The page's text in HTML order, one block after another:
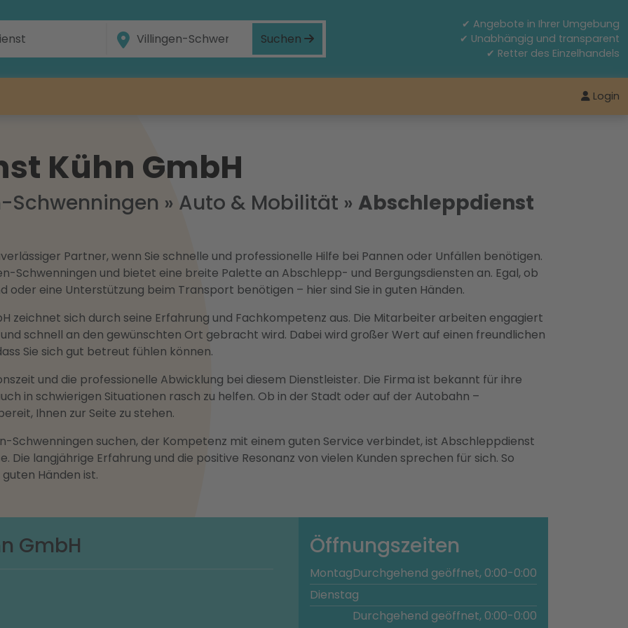
Suchen
✔ Angebote in Ihrer Umgebung
✔ Unabhängig und transparent
✔ Retter des Einzelhandels
Login
Kühn GmbH
Schwenningen » Auto & Mobilität » Abschleppdienst
Partner, wenn Sie schnelle und professionelle Hilfe bei Pannen oder Unfällen benötigen.
Schwenningen und bietet eine breite Palette an Abschlepp- und Bergungsdiensten an. Egal, ob
oder eine Unterstützung beim Transport benötigen – hier sind Sie in guten Händen.
zeichnet sich durch seine Erfahrung und Fachkompetenz aus. Die Mitarbeiter arbeiten engagiert
schnell an den gewünschten Ort gebracht wird. Dabei wird großer Wert auf einen freundlichen
Sie sich gut betreut fühlen können.
und die professionelle Abwicklung bei diesem Dienstleister. Die Firma ist bekannt für ihre
in schwierigen Situationen rasch zu helfen. Ob in der Stadt oder auf der Autobahn –
Ihnen zur Seite zu stehen.
Schwenningen suchen, der Kompetenz mit einem guten Service verbindet, ist Abschleppdienst
Die langjährige Erfahrung und die positive Resonanz von vielen Kunden sprechen für sich. So
Händen ist.
GmbH Öffnungszeiten
MontagDurchgehend geöffnet, 0:00-0:00
Dienstag
Durchgehend geöffnet, 0:00-0:00